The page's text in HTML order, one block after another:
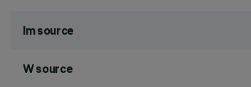
lm source
W source